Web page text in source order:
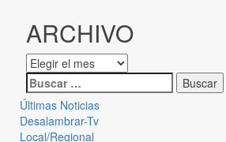
ARCHIVO
Últimas Noticias
Desalambrar-Tv
Local/Regional